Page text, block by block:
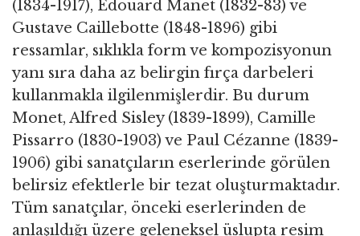
(1834-1917), Edouard Manet (1832-83) ve
Gustave Caillebotte (1848-1896) gibi
ressamlar, sıklıkla form ve kompozisyonun
yanı sıra daha az belirgin fırça darbeleri
kullanmakla ilgilenmişlerdir. Bu durum
Monet, Alfred Sisley (1839-1899), Camille
Pissarro (1830-1903) ve Paul Cézanne (1839-
1906) gibi sanatçıların eserlerinde görülen
belirsiz efektlerle bir tezat oluşturmaktadır.
Tüm sanatçılar, önceki eserlerinden de
anlaşıldığı üzere geleneksel üslupta resim